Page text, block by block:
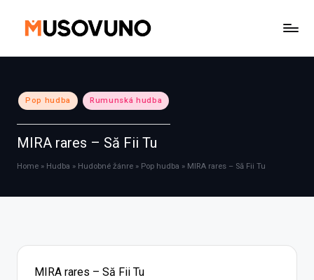
Posted
in
Pop hudba Rumunská hudba
MIRA rares – Să Fii Tu
Home » Hudba » Hudobné žánre » Pop hudba » MIRA rares – Să Fii Tu
MIRA rares – Să Fii Tu